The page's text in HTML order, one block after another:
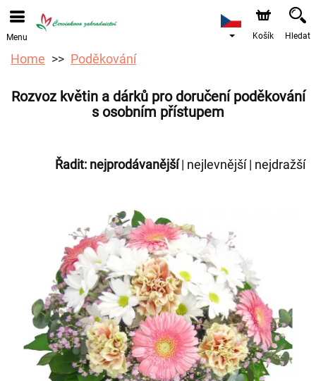
Objednávky přes e-shop přijímáme. Nejbližší možné
doručení je od 12.8.2026 z důvodu dovolené.
Menu Košík Hledat
Home Poděkování
Rozvoz květin a dárků pro doručení poděkování
s osobním přístupem
Řadit: nejprodávanější| nejlevnější| nejdražší